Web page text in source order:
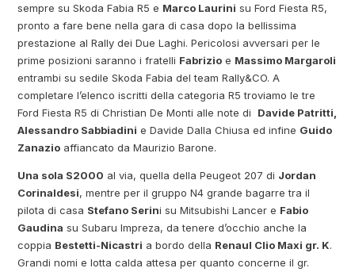
sempre su Skoda Fabia R5 e Marco Laurini su Ford Fiesta R5,
pronto a fare bene nella gara di casa dopo la bellissima
prestazione al Rally dei Due Laghi. Pericolosi avversari per le
prime posizioni saranno i fratelli Fabrizio e Massimo Margaroli
entrambi su sedile Skoda Fabia del team Rally&CO. A
completare l’elenco iscritti della categoria R5 troviamo le tre
Ford Fiesta R5 di Christian De Monti alle note di Davide Patritti,
Alessandro Sabbiadini e Davide Dalla Chiusa ed infine Guido
Zanazio affiancato da Maurizio Barone.
Una sola S2000 al via, quella della Peugeot 207 di Jordan
Corinaldesi, mentre per il gruppo N4 grande bagarre tra il
pilota di casa Stefano Serini su Mitsubishi Lancer e Fabio
Gaudina su Subaru Impreza, da tenere d’occhio anche la
coppia Bestetti-Nicastri a bordo della Renaul Clio Maxi gr. K.
Grandi nomi e lotta calda attesa per quanto concerne il gr.